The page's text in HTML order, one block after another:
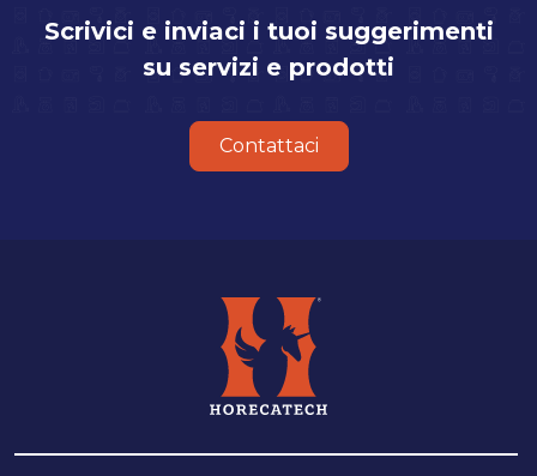
Scrivici e inviaci i tuoi suggerimenti
su servizi e prodotti
Contattaci